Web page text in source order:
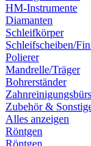
HM-Instrumente
Diamanten
Schleifkörper
Schleifscheiben/
Polierer
Mandrelle/Träger
Bohrerständer
Zubehör &
Alles anzeigen
Röntgen
Röntgen